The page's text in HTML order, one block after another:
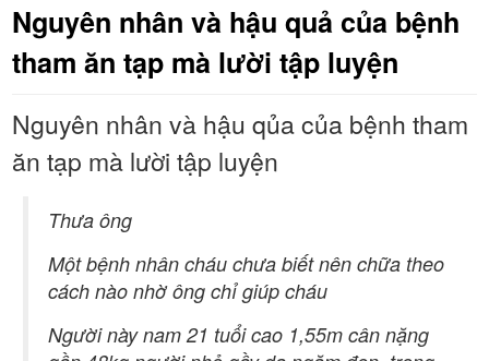
Nguyên nhân và hậu quả của bệnh
tham ăn tạp mà lười tập luyện
Nguyên nhân và hậu qủa của bệnh tham
ăn tạp mà lười tập luyện
Thưa ông
Một bệnh nhân cháu chưa biết nên chữa theo
cách nào nhờ ông chỉ giúp cháu
Người này nam 21 tuổi cao 1,55m cân nặng